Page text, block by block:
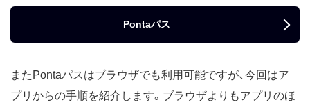
Pontaパス
またPontaパスはブラウザでも利用可能ですが、今回はア
プリからの手順を紹介します。ブラウザよりもアプリのほ